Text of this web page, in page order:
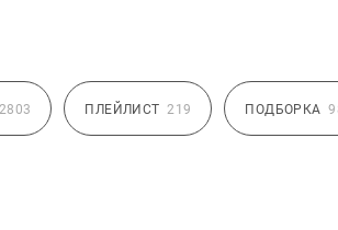
2803 ПЛЕЙЛИСТ 219 ПОДБОРКА